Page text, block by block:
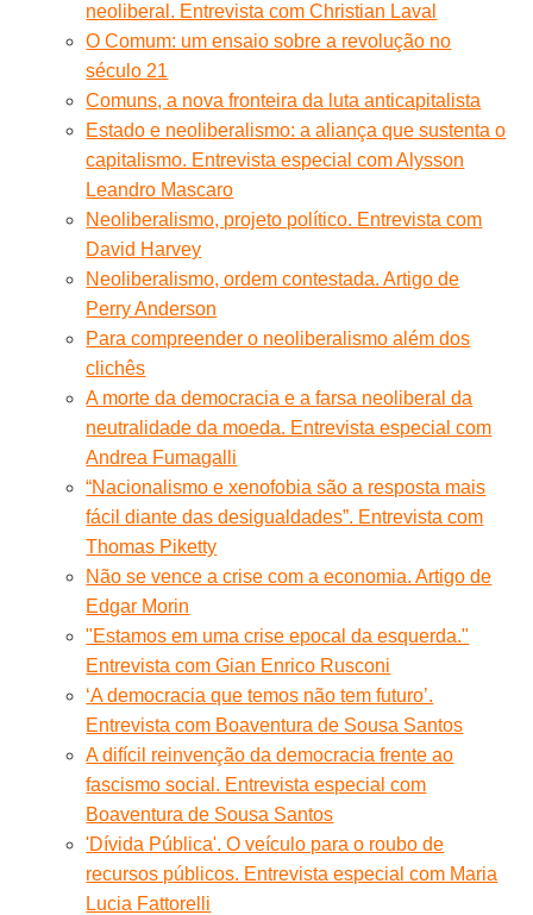
neoliberal. Entrevista com Christian Laval
O Comum: um ensaio sobre a revolução no
século 21
Comuns, a nova fronteira da luta anticapitalista
Estado e neoliberalismo: a aliança que sustenta o
capitalismo. Entrevista especial com Alysson
Leandro Mascaro
Neoliberalismo, projeto político. Entrevista com
David Harvey
Neoliberalismo, ordem contestada. Artigo de
Perry Anderson
Para compreender o neoliberalismo além dos
clichês
A morte da democracia e a farsa neoliberal da
neutralidade da moeda. Entrevista especial com
Andrea Fumagalli
“Nacionalismo e xenofobia são a resposta mais
fácil diante das desigualdades”. Entrevista com
Thomas Piketty
Não se vence a crise com a economia. Artigo de
Edgar Morin
"Estamos em uma crise epocal da esquerda."
Entrevista com Gian Enrico Rusconi
‘A democracia que temos não tem futuro’.
Entrevista com Boaventura de Sousa Santos
A difícil reinvenção da democracia frente ao
fascismo social. Entrevista especial com
Boaventura de Sousa Santos
'Dívida Pública'. O veículo para o roubo de
recursos públicos. Entrevista especial com Maria
Lucia Fattorelli